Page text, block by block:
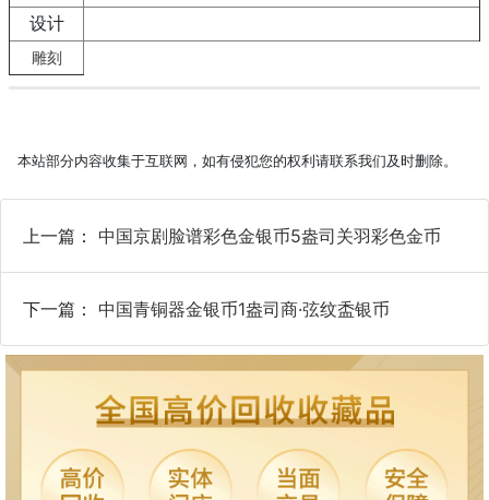
设计
雕刻
本站部分内容收集于互联网，如有侵犯您的权利请联系我们及时删除。
上一篇： 中国京剧脸谱彩色金银币5盎司关羽彩色金币
下一篇： 中国青铜器金银币1盎司商·弦纹盉银币